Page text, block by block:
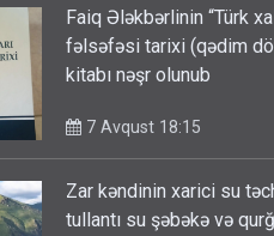
Faiq Ələkbərlinin “Türk
fəlsəfəsi tarixi (qədim
kitabı nəşr olunub
7 Avqust 18:15
Zar kəndinin xarici su
tullantı su şəbəkə və